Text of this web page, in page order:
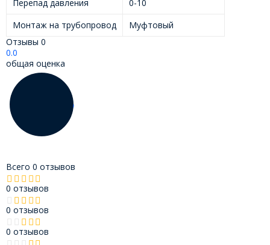
Перепад давления
0-10
Монтаж на трубопровод
Муфтовый
Отзывы 0
0.0
общая оценка
Всего 0 отзывов
0 отзывов
0 отзывов
0 отзывов